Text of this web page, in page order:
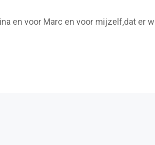
en voor Marc en voor mijzelf,dat er